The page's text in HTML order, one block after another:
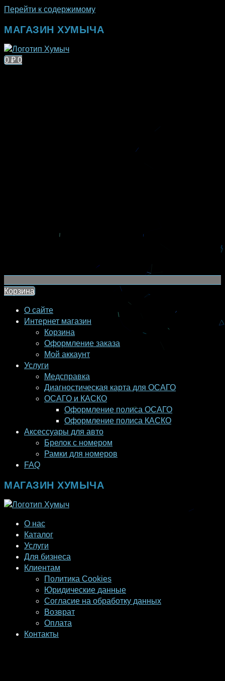
Перейти к содержимому
МАГАЗИН ХУМЫЧА
0 ₽ 0
Корзина
О сайте
Интернет магазин
Корзина
Оформление заказа
Мой аккаунт
Услуги
Медсправка
Диагностическая карта для ОСАГО
ОСАГО и КАСКО
Оформление полиса ОСАГО
Оформление полиса КАСКО
Аксессуары для авто
Брелок с номером
Рамки для номеров
FAQ
МАГАЗИН ХУМЫЧА
О нас
Каталог
Услуги
Для бизнеса
Клиентам
Политика Cookies
Юридические данные
Согласие на обработку данных
Возврат
Оплата
Контакты